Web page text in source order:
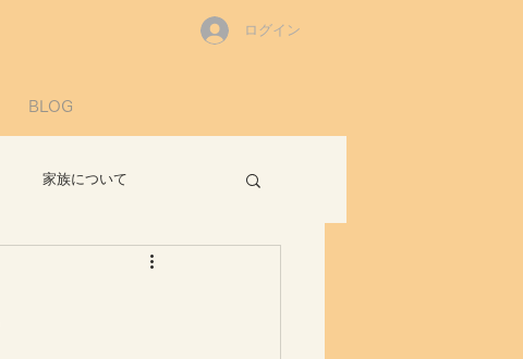
ログイン
BLOG
家族について